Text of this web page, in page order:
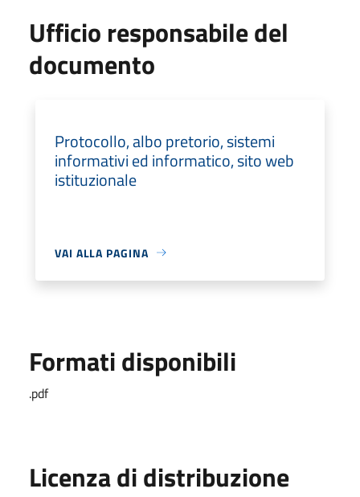
Ufficio responsabile del
documento
Protocollo, albo pretorio, sistemi
informativi ed informatico, sito web
istituzionale
VAI ALLA PAGINA
Formati disponibili
.pdf
Licenza di distribuzione